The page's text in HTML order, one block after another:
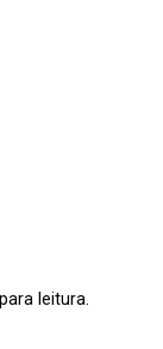
leitura.